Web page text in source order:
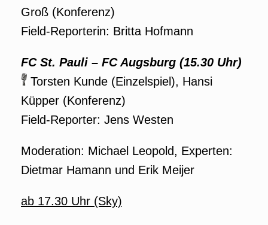
Groß (Konferenz)
Field-Reporterin: Britta Hofmann
FC St. Pauli – FC Augsburg (15.30 Uhr)
Torsten Kunde (Einzelspiel), Hansi
Küpper (Konferenz)
Field-Reporter: Jens Westen
Moderation: Michael Leopold, Experten:
Dietmar Hamann und Erik Meijer
ab 17.30 Uhr (Sky)